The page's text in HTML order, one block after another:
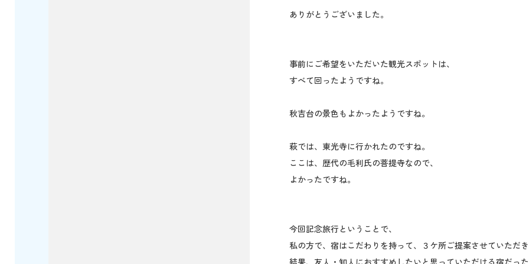
ありがとうございました。
事前にご希望をいただいた観光スポットは、
すべて回ったようですね。
秋吉台の景色もよかったようですね。
萩では、東光寺に行かれたのですね。
ここは、歴代の毛利氏の菩提寺なので、
よかったですね。
今回記念旅行ということで、
私の方で、宿はこだわりを持って、３ケ所ご提案させていただ
結果、友人・知人におすすめしたいと思っていただける宿だっ